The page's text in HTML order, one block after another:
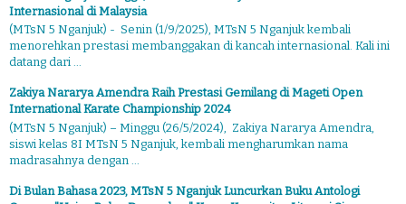
Internasional di Malaysia
(MTsN 5 Nganjuk) - Senin (1/9/2025), MTsN 5 Nganjuk kembali
menorehkan prestasi membanggakan di kancah internasional. Kali ini
datang dari ...
Zakiya Nararya Amendra Raih Prestasi Gemilang di Mageti Open
International Karate Championship 2024
(MTsN 5 Nganjuk) – Minggu (26/5/2024), Zakiya Nararya Amendra,
siswi kelas 8I MTsN 5 Nganjuk, kembali mengharumkan nama
madrasahnya dengan ...
Di Bulan Bahasa 2023, MTsN 5 Nganjuk Luncurkan Buku Antologi